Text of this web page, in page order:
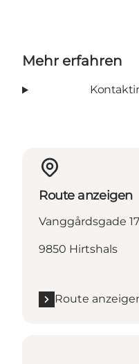
Mehr erfahren
Route anzeigen
Vanggårdsgade 17
9850 Hirtshals
Route